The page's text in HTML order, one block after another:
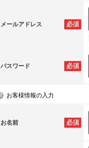
必須
メールアドレス
必須
パスワード
お客様情報の入力
必須
お名前